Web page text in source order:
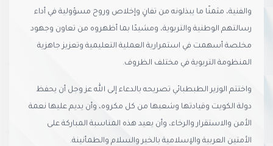
والفنية، مثمنًا ما يبذلونه من تفانٍ وإخلاص وروح مسؤولية في أداء
رسالتهم الوطنية والتربوية، ومشيدًا بما أظهروه من تعاون وجهود
مخلصة أسهمت في استمرارية العملية التعليمية وتعزيز جاهزية
المنظومة التربوية في مختلف الظروف.
واختتم الوزير الطبطبائي تصريحه بالدعاء إلى الله عز وجل أن يحفظ
دولة الكويت وقيادتها وشعبها من كل مكروه، وأن يديم عليها نعمة
الأمن والاستقرار والرخاء، وأن يعيد هذه المناسبة المباركة على
الأمتين العربية والإسلامية بالخير والسلام والطمأنينة.